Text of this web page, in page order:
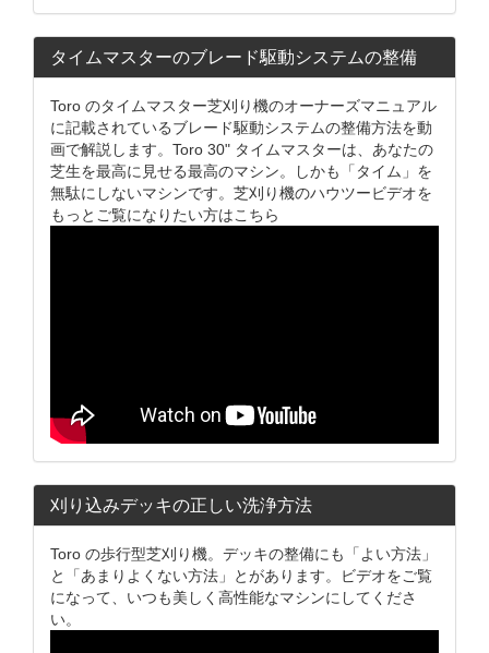
タイムマスターのブレード駆動システムの整備
Toro のタイムマスター芝刈り機のオーナーズマニュアル
に記載されているブレード駆動システムの整備方法を動
画で解説します。Toro 30" タイムマスターは、あなたの
芝生を最高に見せる最高のマシン。しかも「タイム」を
無駄にしないマシンです。芝刈り機のハウツービデオを
もっとご覧になりたい方はこちら
刈り込みデッキの正しい洗浄方法
Toro の歩行型芝刈り機。デッキの整備にも「よい方法」
と「あまりよくない方法」とがあります。ビデオをご覧
になって、いつも美しく高性能なマシンにしてくださ
い。